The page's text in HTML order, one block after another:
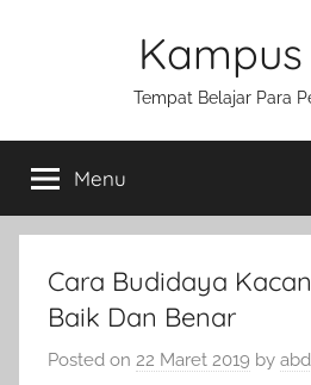
Tempat Belajar Para
Menu
Cara Budidaya
Baik Dan Benar
Posted on 22 Maret 2019 by